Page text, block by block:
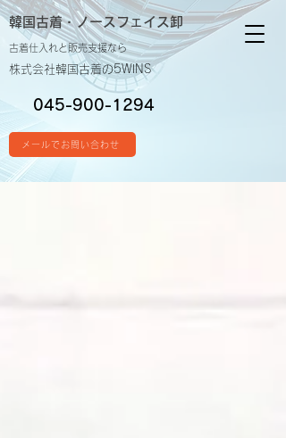
韓国古着・ノースフェイス卸
古着仕入れと販売支援なら
株式会社韓国古着の5WINS
045-900-1294
メールでお問い合わせ